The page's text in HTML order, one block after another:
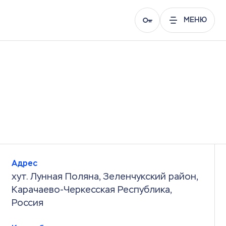
МЕНЮ
Адрес
хут. Лунная Поляна, Зеленчукский район,
Карачаево-Черкесская Республика,
Россия